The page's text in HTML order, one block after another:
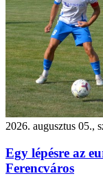
2026. augusztus 05.,
Egy lépésre az
Ferencváros